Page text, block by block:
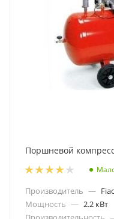
Поршневой
Производитель — Fiac
Мощность — 2.2 кВт